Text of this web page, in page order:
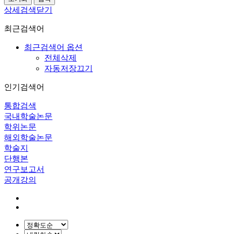
상세검색닫기
최근검색어
최근검색어 옵션
전체삭제
자동저장끄기
인기검색어
통합검색
국내학술논문
학위논문
해외학술논문
학술지
단행본
연구보고서
공개강의